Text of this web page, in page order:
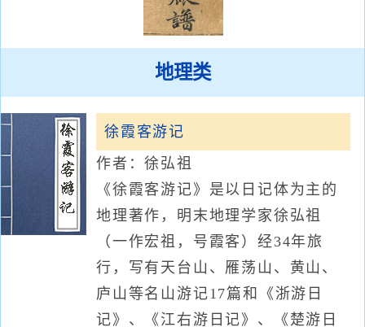
地理类
徐霞客游记
作者：徐弘祖
《徐霞客游记》是以日记体为主的
地理著作，明末地理学家徐弘祖
（一作宏祖，号霞客）经34年旅
行，写有天台山、雁荡山、黄山、
庐山等名山游记17篇和《浙游日
记》、《江右游日记》、《楚游日